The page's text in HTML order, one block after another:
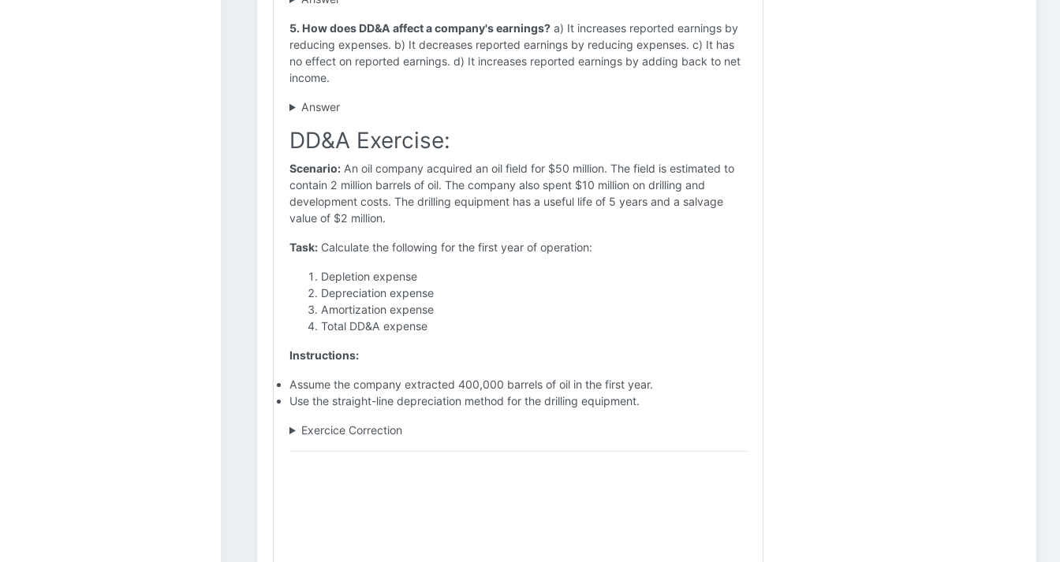
5. How does DD&A affect a company's earnings? a) It increases reported earnings by
reducing expenses. b) It decreases reported earnings by reducing expenses. c) It has
no effect on reported earnings. d) It increases reported earnings by adding back to net
income.
Answer
DD&A Exercise:
Scenario: An oil company acquired an oil field for $50 million. The field is estimated to
contain 2 million barrels of oil. The company also spent $10 million on drilling and
development costs. The drilling equipment has a useful life of 5 years and a salvage
value of $2 million.
Task: Calculate the following for the first year of operation:
Depletion expense
Depreciation expense
Amortization expense
Total DD&A expense
Instructions:
Assume the company extracted 400,000 barrels of oil in the first year.
Use the straight-line depreciation method for the drilling equipment.
Exercice Correction